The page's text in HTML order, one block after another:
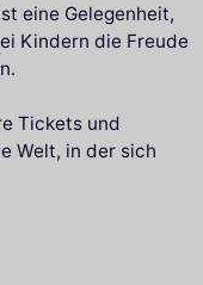
eine Gelegenheit,
Kindern die Freude
Tickets und
Welt, in der sich